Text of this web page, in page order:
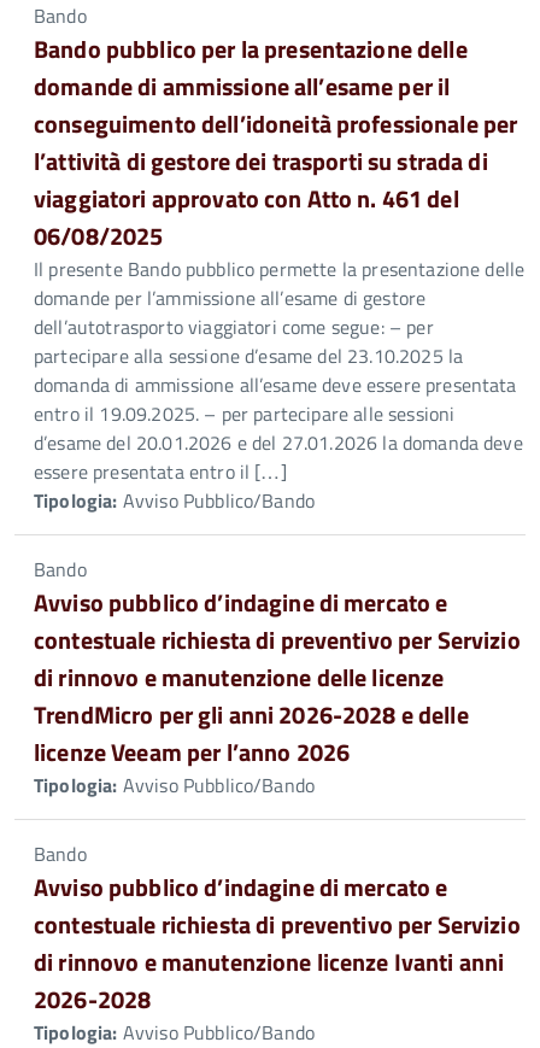
Bando
Bando pubblico per la presentazione delle
domande di ammissione all’esame per il
conseguimento dell’idoneità professionale per
l’attività di gestore dei trasporti su strada di
viaggiatori approvato con Atto n. 461 del
06/08/2025
Il presente Bando pubblico permette la presentazione delle
domande per l’ammissione all’esame di gestore
dell’autotrasporto viaggiatori come segue: – per
partecipare alla sessione d’esame del 23.10.2025 la
domanda di ammissione all’esame deve essere presentata
entro il 19.09.2025. – per partecipare alle sessioni
d’esame del 20.01.2026 e del 27.01.2026 la domanda deve
essere presentata entro il […]
Tipologia: Avviso Pubblico/Bando
Bando
Avviso pubblico d’indagine di mercato e
contestuale richiesta di preventivo per Servizio
di rinnovo e manutenzione delle licenze
TrendMicro per gli anni 2026-2028 e delle
licenze Veeam per l’anno 2026
Tipologia: Avviso Pubblico/Bando
Bando
Avviso pubblico d’indagine di mercato e
contestuale richiesta di preventivo per Servizio
di rinnovo e manutenzione licenze Ivanti anni
2026-2028
Tipologia: Avviso Pubblico/Bando